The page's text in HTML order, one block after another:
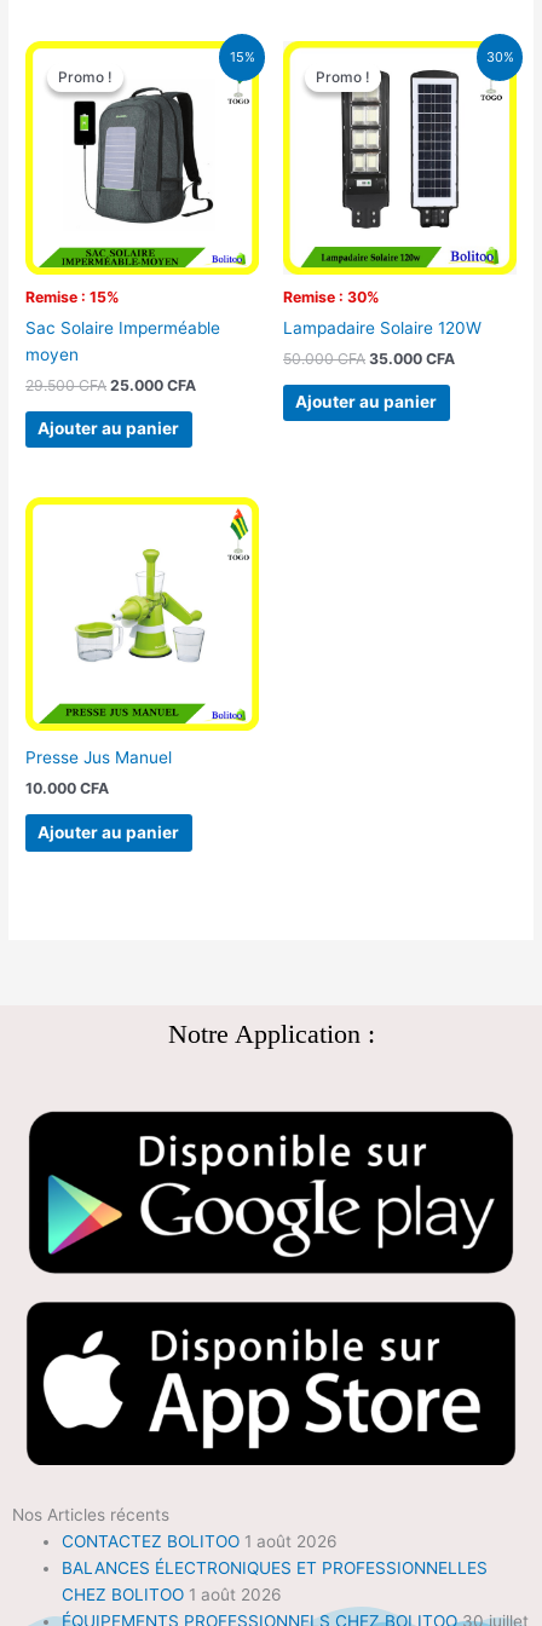
15%
Promo !
Remise : 15%
Promo !
Sac Solaire Imperméable
moyen
29.500CFA
Le
prix
initial
était :
29.500 CFA.
25.000CFA
Le
prix
actuel
Ajouter au panier
30%
Promo !
Remise : 30%
Promo !
Lampadaire Solaire 120W
50.000CFA
Le
prix
initial
était :
50.000 CFA.
35.000 CFA
Le
prix
actuel
est :
35.000
Ajouter au panier
Presse Jus Manuel
10.000CFA
Ajouter au panier
Notre Application :
Nos Articles récents
CONTACTEZ BOLITOO 1 août 2026
BALANCES ÉLECTRONIQUES ET PROFESSIONNELLES
CHEZ BOLITOO 1 août 2026
ÉQUIPEMENTS PROFESSIONNELS CHEZ BOLITOO 30 juillet